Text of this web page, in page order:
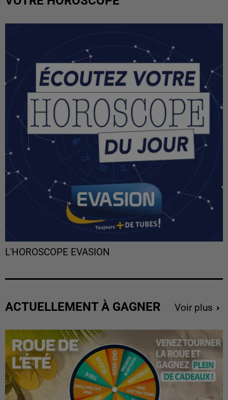
L'HOROSCOPE EVASION
ACTUELLEMENT À GAGNER Voir plus